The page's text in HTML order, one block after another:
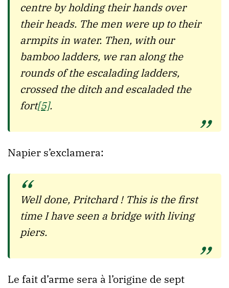
centre by holding their hands over
their heads. The men were up to their
armpits in water. Then, with our
bamboo ladders, we ran along the
rounds of the escalading ladders,
crossed the ditch and escaladed the
fort[5].
Napier s’exclamera:
Well done, Pritchard ! This is the first
time I have seen a bridge with living
piers.
Le fait d’arme sera à l’origine de sept